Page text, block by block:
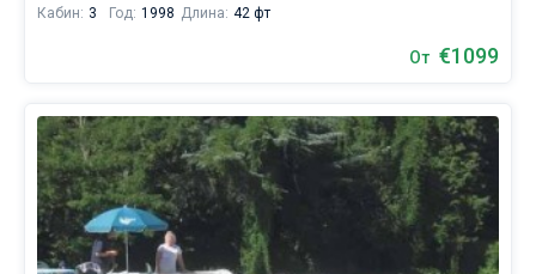
Кабин: 3 Год: 1998 Длина: 42 фт
От €1099